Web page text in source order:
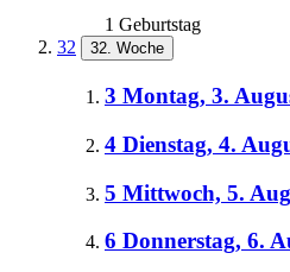
1 Geburtstag
32
32. Woche
3 Montag, 3.
4 Dienstag, 4.
5 Mittwoch, 5.
6 Donnerstag, 6.